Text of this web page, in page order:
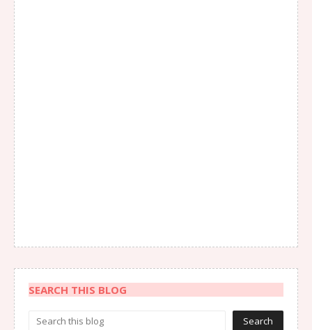
SEARCH THIS BLOG